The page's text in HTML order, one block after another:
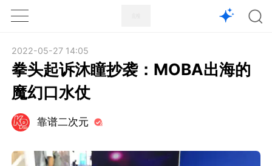
1X
2022-05-27 14:05
拳头起诉沐瞳抄袭：MOBA出海的
魔幻口水仗
靠谱二次元